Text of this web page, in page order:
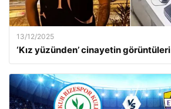
13/12/2025
‘Kız yüzünden’ cinayetin